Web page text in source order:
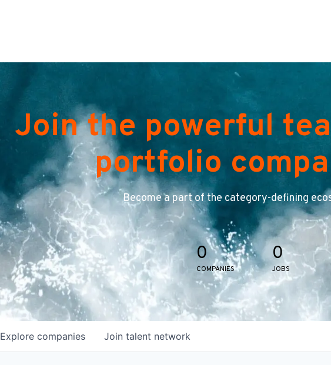
Join the powerful
portfolio
Become a part of the category-defining
0
COMPANIES
0
JOBS
Explore companies Join talent network